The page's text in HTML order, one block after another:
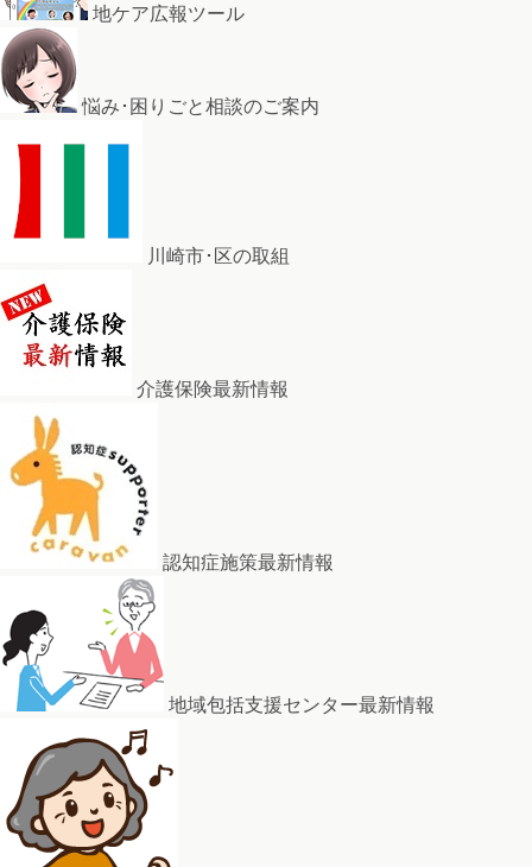
地ケア広報ツール
悩み･困りごと相談のご案内
川崎市･区の取組
介護保険最新情報
認知症施策最新情報
地域包括支援センター最新情報